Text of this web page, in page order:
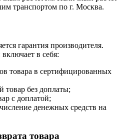
транспортом по г. Москва.
гарантия производителя.
в себя:
товара в сертифицированных
товар без доплаты;
с доплатой;
денежных средств на
товара